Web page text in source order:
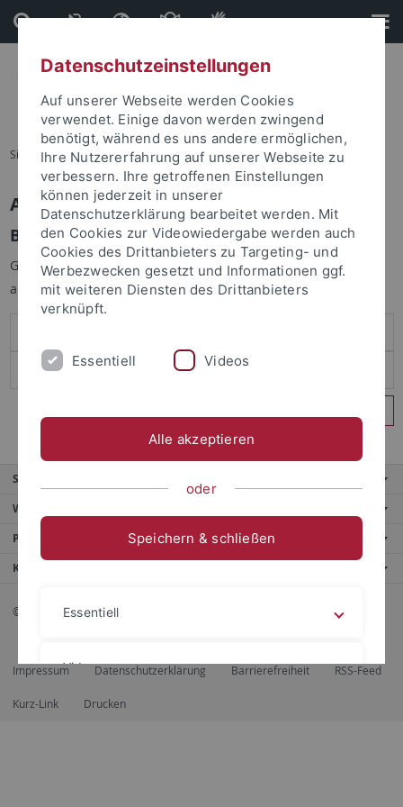
Direkt
zum
Inhalt
Direkt
zur
Fußleiste
Sie sind hier: Startseite
Anmelden
Benutzeranmeldung
Geben Sie Ihren Benutzernamen und Ihr Passwort an um sich
anzumelden:
Service
Weitere Angebote
Portale
Kontaktinfo
© 2026 Eberhard Karls Universität Tübingen, Tübingen
Impressum Datenschutzerklärung Barrierefreiheit RSS-Feed
Kurz-Link Drucken
Datenschutzeinstellungen
Auf unserer Webseite werden Cookies
verwendet. Einige davon werden zwingend
benötigt, während es uns andere ermöglichen,
Ihre Nutzererfahrung auf unserer Webseite zu
verbessern. Ihre getroffenen Einstellungen
können jederzeit in unserer
Datenschutzerklärung bearbeitet werden. Mit
den Cookies zur Videowiedergabe werden auch
Cookies des Drittanbieters zu Targeting- und
Werbezwecken gesetzt und Informationen ggf.
mit weiteren Diensten des Drittanbieters
verknüpft.
Essentiell Videos
Alle akzeptieren
oder
Speichern & schließen
Essentiell
Videos